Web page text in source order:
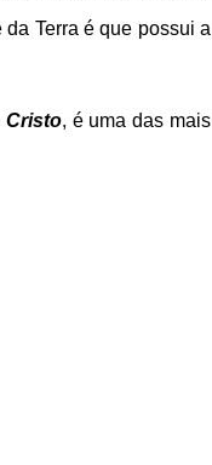
Terra é que possui a
Cristo, é uma das mais